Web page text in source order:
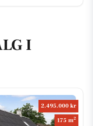
I
2.495.000 kr
175 m2